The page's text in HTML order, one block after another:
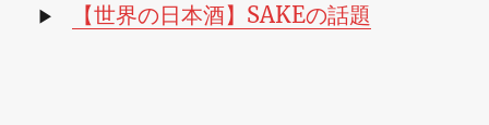
▶ 【世界の日本酒】SAKEの話題